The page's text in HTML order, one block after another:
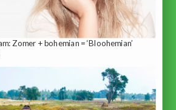
Zomer + bohemian = ‘Bloohemian’